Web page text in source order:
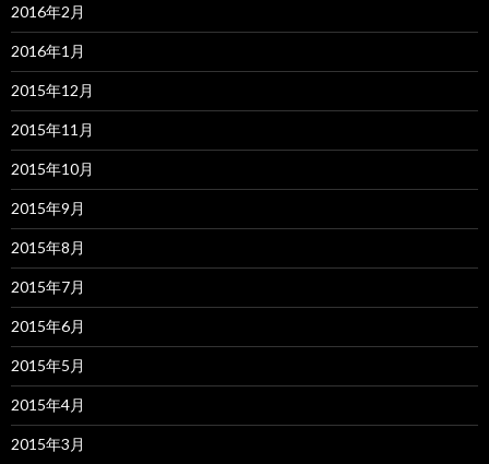
2016年2月
2016年1月
2015年12月
2015年11月
2015年10月
2015年9月
2015年8月
2015年7月
2015年6月
2015年5月
2015年4月
2015年3月